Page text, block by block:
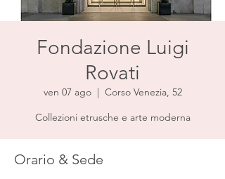
Fondazione Luigi
Rovati
ven 07 ago
  |
Corso Venezia, 52
Collezioni etrusche e arte moderna
Orario & Sede